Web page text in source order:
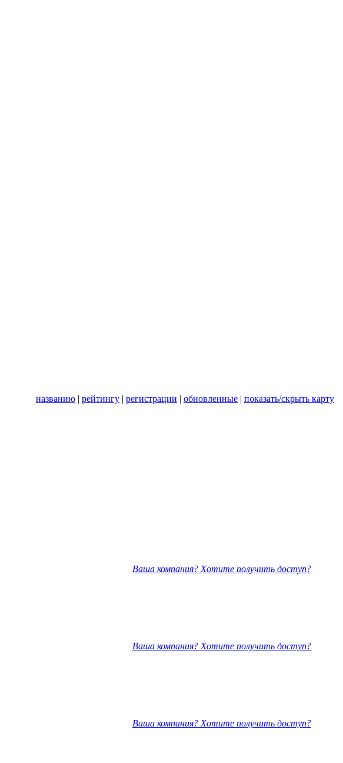
названию | рейтингу | регистрации | обновленные | показать/скрыть карту
Ваша компания? Хотите получить доступ?
Ваша компания? Хотите получить доступ?
Ваша компания? Хотите получить доступ?